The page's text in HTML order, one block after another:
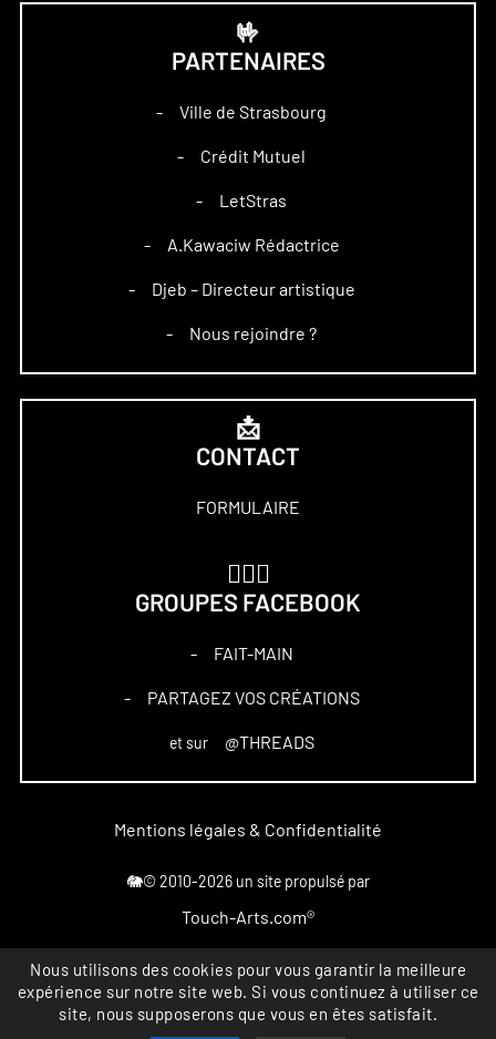
🤟
PARTENAIRES
– Ville de Strasbourg
– Crédit Mutuel
– LetStras
– A.Kawaciw Rédactrice
– Djeb – Directeur artistique
– Nous rejoindre ?
📩
CONTACT
FORMULAIRE
GROUPES FACEBOOK
– FAIT-MAIN
– PARTAGEZ VOS CRÉATIONS
et sur @THREADS
Mentions légales & Confidentialité
🐘© 2010-2026 un site propulsé par
Touch-Arts.com®
Marque déposée
All rights reserved
Nous utilisons des cookies pour vous garantir la meilleure
expérience sur notre site web. Si vous continuez à utiliser ce
site, nous supposerons que vous en êtes satisfait.